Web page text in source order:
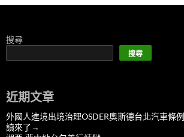
搜尋
搜尋
近期文章
外國人進境出境治理OSDER奧斯德台北汽車條
讀來了→